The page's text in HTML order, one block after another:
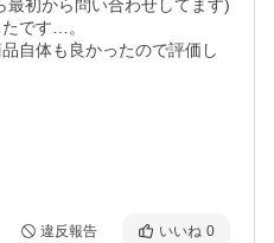
最初から問い合わせしてます)
です…。
自体も良かったので評価し
違反報告 いいね 0